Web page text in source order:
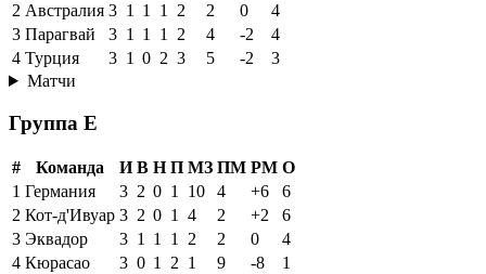
2 Австралия 3 1 1 1 2 2 0
4
3 Парагвай 3 1 1 1 2 4 -2
4
4 Турция 3 1 0 2 3 5 -2
3
Матчи
Группа E
# Команда И В Н П МЗ ПМ РМ О
1 Германия 3 2 0 1 10 4 +6
6
2 Кот-д'Ивуар 3 2 0 1 4 2 +2
6
3 Эквадор 3 1 1 1 2 2 0
4
4 Кюрасао 3 0 1 2 1 9 -8
1